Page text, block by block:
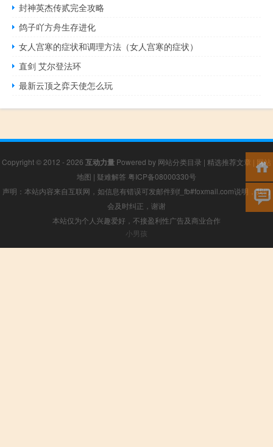
封神英杰传贰完全攻略
鸽子吖方舟生存进化
女人宫寒的症状和调理方法（女人宫寒的症状）
直剑 艾尔登法环
最新云顶之弈天使怎么玩
Copyright © 2012 - 2026 互动力量 Powered by 网站分类目录 | 精选推荐文章 | 网站
地图 | 疑难解答 粤ICP备08000330号
声明：本站内容来自互联网，如信息有错误可发邮件到f_fb#foxmail.com说明，我们
会及时纠正，谢谢
本站仅为个人兴趣爱好，不接盈利性广告及商业合作
小男孩